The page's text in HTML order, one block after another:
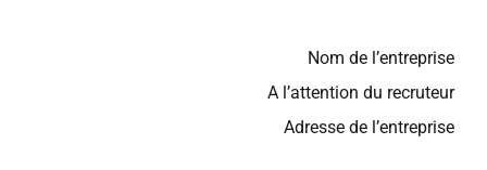
Nom de l’entreprise
A l’attention du recruteur
Adresse de l’entreprise